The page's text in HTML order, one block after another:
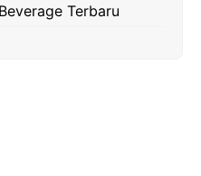
Terbaru